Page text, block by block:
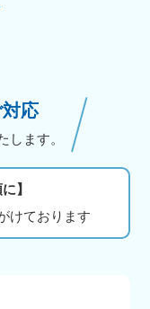
応
します。
】
けております